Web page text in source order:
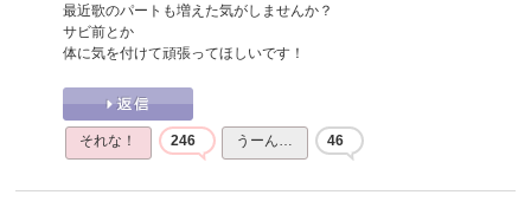
最近歌のパートも増えた気がしませんか？
サビ前とか
体に気を付けて頑張ってほしいです！
それな！ 246 うーん… 46